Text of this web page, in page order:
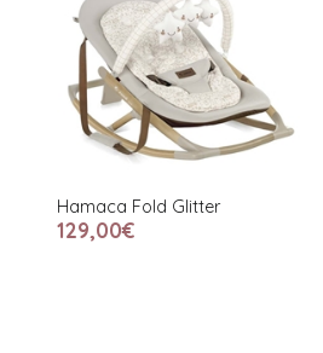
Hamaca Fold Glitter
129,00€